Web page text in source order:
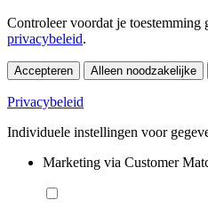
Controleer voordat je toestemming
privacybeleid.
Accepteren Alleen noodzakelijke
Privacybeleid
Individuele instellingen voor
Marketing via Customer